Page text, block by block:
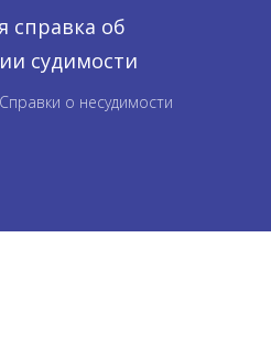
справка об
судимости
Справки о несудимости